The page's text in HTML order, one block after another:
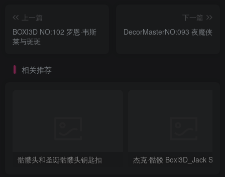
上一篇
BOXI3D NO:102 罗恩·韦斯
莱与斑斑
下一篇
DecorMasterNO:093 夜魔侠
相关推荐
骷髅头和圣诞骷髅头钥匙扣